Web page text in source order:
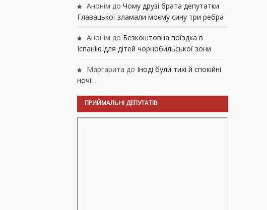
Анонім до Чому друзі брата депутатки
Главацької зламали моєму сину три ребра
Анонім до Безкоштовна поїздка в
Іспанію для дітей чорнобильської зони
Маргарита до Іноді були тихі й спокійні
ночі…
ПРИЙМАЛЬНІ ДЕПУТАТІВ